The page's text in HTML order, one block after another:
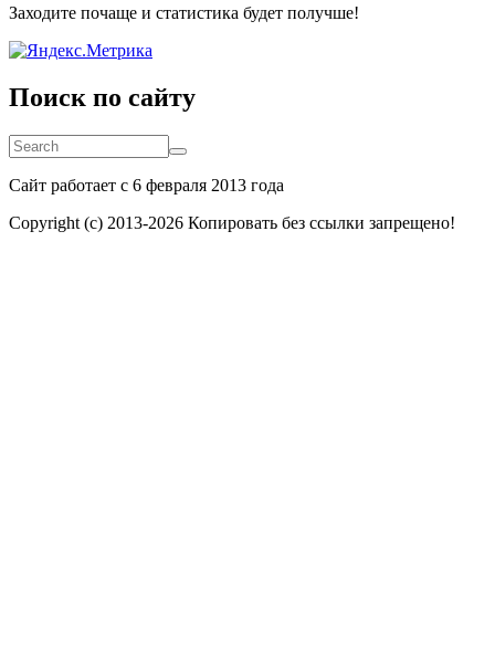
Заходите почаще и статистика будет получше!
Поиск по сайту
Search
Search
Сайт работает с 6 февраля 2013 года
Copyright (c) 2013-2026 Копировать без ссылки запрещено!